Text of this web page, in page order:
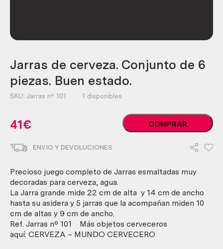
Jarras de cerveza. Conjunto de 6
piezas. Buen estado.
SKU: Jarras nº 101 1 disponibles
41€
Jarras
de
6
Buen
estado.
COMPRAR
ENVIO Y DEVOLUCIONES
Precioso juego completo de Jarras esmaltadas muy
decoradas para cerveza, agua.
La Jarra grande mide 22 cm de alta y 14 cm de ancho
hasta su asidera y 5 jarras que la acompañan miden 10
cm de altas y 9 cm de ancho.
Ref. Jarras nº 101 Más objetos cerveceros
aquí: CERVEZA – MUNDO CERVECERO